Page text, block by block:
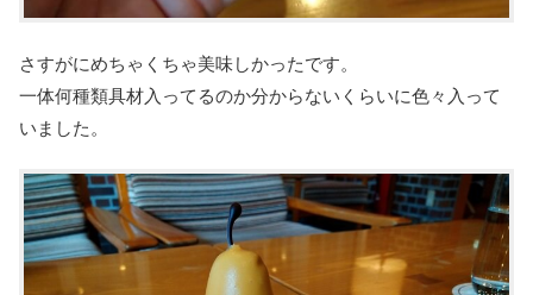
さすがにめちゃくちゃ美味しかったです。
一体何種類具材入ってるのか分からないくらいに色々入って
いました。